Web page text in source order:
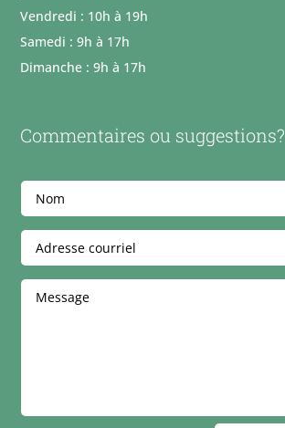
Vendredi : 10h à 19h
Samedi : 9h à 17h
Dimanche : 9h à 17h
Commentaires ou suggestions?